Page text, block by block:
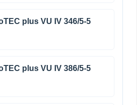
plus VU IV 346/5-5
plus VU IV 386/5-5